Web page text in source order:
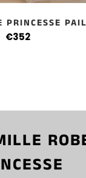
PRINCESSE
€352